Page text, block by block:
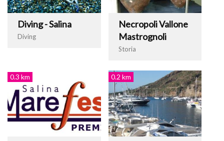
Diving - Salina
Diving
Necropoli Vallone
Mastrognoli
Storia
0.3 km 0.2 km